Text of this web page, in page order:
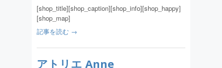
[shop_title][shop_caption][shop_info][shop_happy]
[shop_map]
記事を読む →
アトリエ Anne